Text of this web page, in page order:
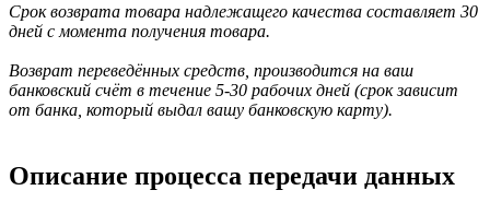
Срок возврата товара надлежащего качества составляет 30
дней с момента получения товара.
Возврат переведённых средств, производится на ваш
банковский счёт в течение 5-30 рабочих дней (срок зависит
от банка, который выдал вашу банковскую карту).
Описание процесса передачи данных